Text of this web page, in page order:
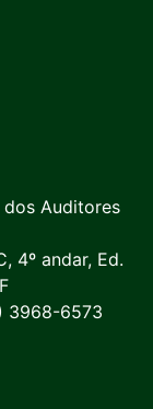
dos Auditores
4º andar, Ed.
3968-6573